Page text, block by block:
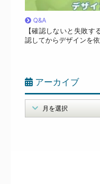
Q&A
【確認しないと失敗
認してからデザインを
アーカイブ